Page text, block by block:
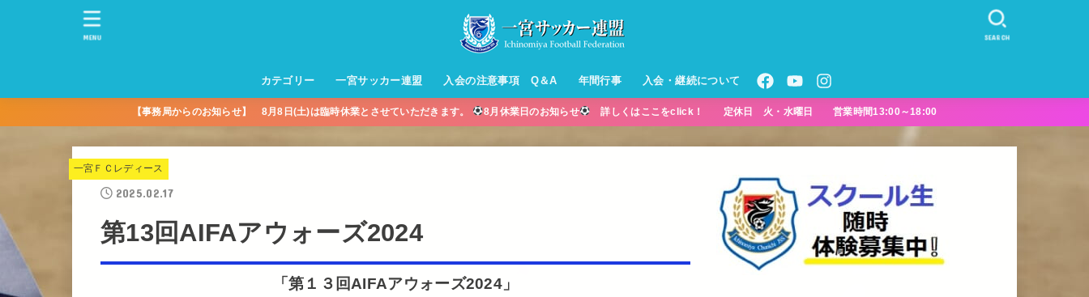
カテゴリー
一宮サッカースクール【小学生】
トレーニングセンター【小学生】
一宮FA
一宮FC
一宮ＦＣレディース
一宮サッカースクール【中学生】
中学生練習
一宮ＦＣＪＹ【中学生男子】
一宮ＦＣＪYレディース【中学生
女子】
幼児トレセン【年長・年中・年
少】
パパさんママさん
親子の部
社会人の部
コルボス 【シニア】
フットサル
コルボスリーグ
グレイセス
一宮サッカー連盟 入会の注意事項 Q＆A 年間行事 入会・継続について
SEARCH
MENU
【事務局からのお知らせ】 8月8日(土)は臨時休業とさせていただきます。 8月休業日のお知らせ 詳しくはここをclick！ 定休日 火・水曜日 営業時間13:00～18:00
一宮ＦＣレディース
2025.02.17
第13回AIFAアウォーズ2024
「第１３回AIFAアウォーズ2024」